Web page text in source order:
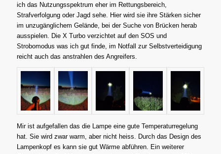
ich das Nutzungsspektrum eher im Rettungsbereich,
Strafverfolgung oder Jagd sehe. Hier wird sie ihre Stärken sicher
im unzugänglichem Gelände, bei der Suche von Brücken herab
ausspielen.
Die X Turbo verzichtet auf den SOS und
Strobomodus was ich gut finde, im Notfall zur Selbstverteidigung
reicht auch das anstrahlen des Angreifers.
Mir ist aufgefallen das die Lampe eine gute Temperaturregelung
hat. Sie wird zwar warm, aber nicht heiss. Durch das Design des
Lampenkopf es kann sie gut Wärme abführen. Ein weiterer